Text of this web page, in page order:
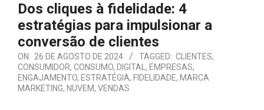
Dos cliques à fidelidade: 4
estratégias para impulsionar a
conversão de clientes
ON: 26 DE AGOSTO DE 2024 TAGGED: CLIENTES,
CONSUMIDOR, CONSUMO, DIGITAL , EMPRESAS,
ENGAJAMENTO, ESTRATÉGIA, FIDELIDADE, MARCA
MARKETING, NUVEM, VENDAS